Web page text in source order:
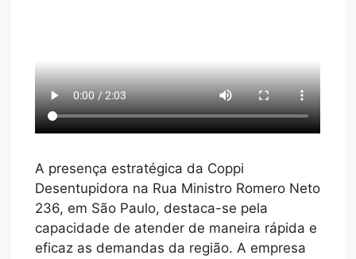
A presença estratégica da Coppi
Desentupidora na Rua Ministro Romero Neto
236, em São Paulo, destaca-se pela
capacidade de atender de maneira rápida e
eficaz as demandas da região. A empresa